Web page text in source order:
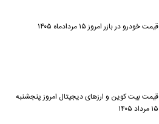
قیمت خودرو در بازر امروز ۱۵ مردادماه ۱۴۰۵
قیمت بیت کوین و ارز‌های دیجیتال امروز پنجشنبه
۱۵ مرداد ۱۴۰۵